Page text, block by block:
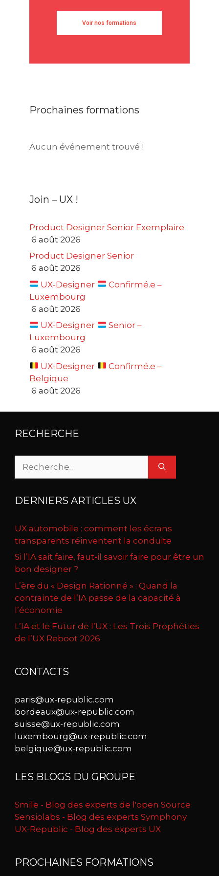
Voir nos formations
Prochaines formations
Aucun événement trouvé !
Join – UX !
Product Designer Senior Exemplaire
6 août 2026
Product Designer Senior
6 août 2026
UX-Designer
Confirmé.e –
Luxembourg
6 août 2026
UX-Designer
Senior –
Luxembourg
6 août 2026
UX-Designer
Confirmé.e –
Belgique
6 août 2026
RECHERCHE
DERNIERS ARTICLES UX
UX automobile : comment les écrans
transparents réinventent la conduite
Si l’IA sait faire, faut-il savoir faire pour être un
bon designer ?
L’ère du « Design Rationné » : Quand la
contrainte de l’IA passe de la capacité à
l’économie
L’IA et le Futur de l’UX : Les Trois Prophéties
de l’UX Reboot 2026
CONTACTS
paris@ux-republic.com
bordeaux@ux-republic.com
suisse@ux-republic.com
luxembourg@ux-republic.com
belgique@ux-republic.com
LES BLOGS DU GROUPE
Smile - Blog des experts de l'open Source
Sensiolabs - Blog des experts Symphony
UX-Republic - Blog des experts UX
PROCHAINES FORMATIONS